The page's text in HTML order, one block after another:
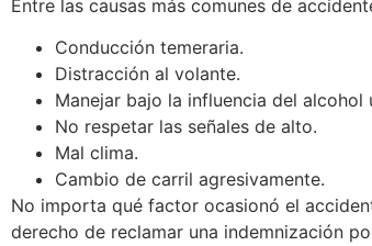
Entre las causas más comunes de
Conducción temeraria.
Distracción al volante.
Manejar bajo la influencia del alcohol
No respetar las señales de alto.
Mal clima.
Cambio de carril agresivamente.
No importa qué factor ocasionó el
derecho de reclamar una indemnización